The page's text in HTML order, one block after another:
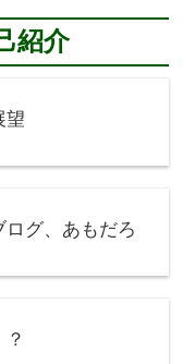
紹介
望
グ、あもだろ